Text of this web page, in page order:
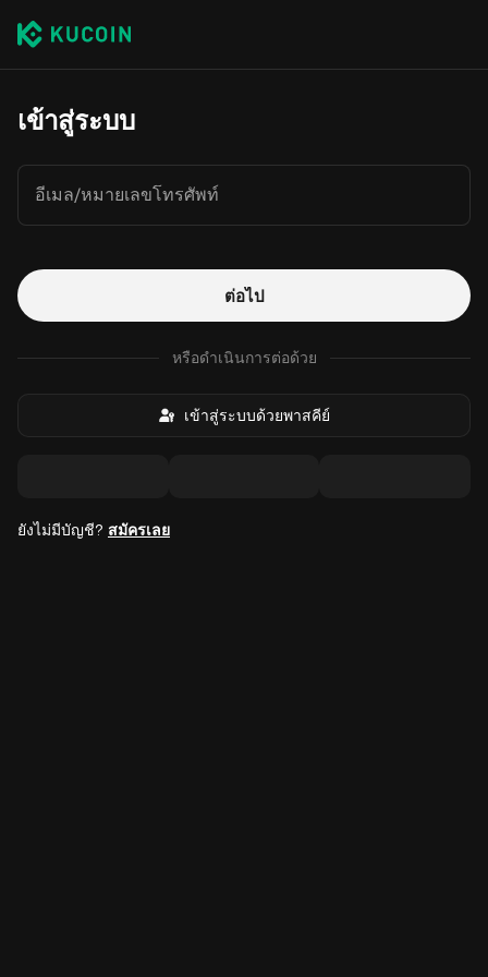
เข้าสู่ระบบ
อีเมล/หมายเลขโทรศัพท์
ต่อไป
หรือดำเนินการต่อด้วย
เข้าสู่ระบบด้วยพาสคีย์
ยังไม่มีบัญชี? สมัครเลย